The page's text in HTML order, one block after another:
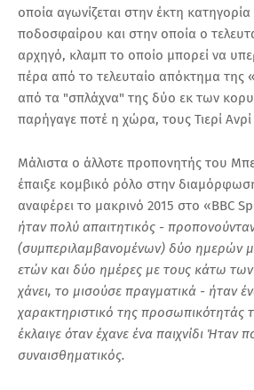
οποία αγωνίζεται στην έκτη
ποδοσφαίρου και στην οποία ο
αρχηγό, κλαμπ το οποίο μπορεί να
πέρα από το τελευταίο απόκτημα της
από τα "σπλάχνα" της δύο εκ των
παρήγαγε ποτέ η χώρα, τους Τιερί
Μάλιστα ο άλλοτε προπονητής του
έπαιξε κομβικό ρόλο στην
αναφέρει το μακρινό 2015 στο «BBC
ήταν πολύ απαιτητικός -
(συμπεριλαμβανομένων) δύο ημερών
ετών και δύο ημέρες με τους κάτω
χάνει, το μισούσε πραγματικά - ήταν
χαρακτηριστικό της προσωπικότητάς
έκλαιγε όταν έχανε ένα παιχνίδι Ήταν
συναισθηματικός.